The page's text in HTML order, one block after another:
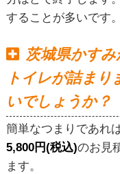
することが多いです。
茨城県かす
トイレが詰まり
いでしょうか？
簡単なつまりであれ
5,800円(税込)のお見
ます。